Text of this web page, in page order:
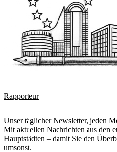
Rapporteur
Unser täglicher Newsletter, jeden
Mit aktuellen Nachrichten aus den
Hauptstädten – damit Sie den
umsonst.